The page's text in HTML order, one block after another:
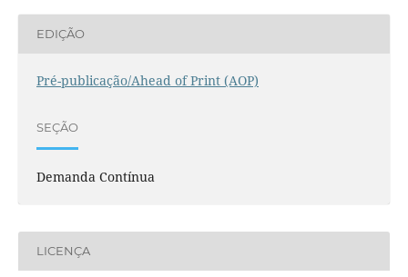
EDIÇÃO
Pré-publicação/Ahead of Print (AOP)
SEÇÃO
Demanda Contínua
LICENÇA